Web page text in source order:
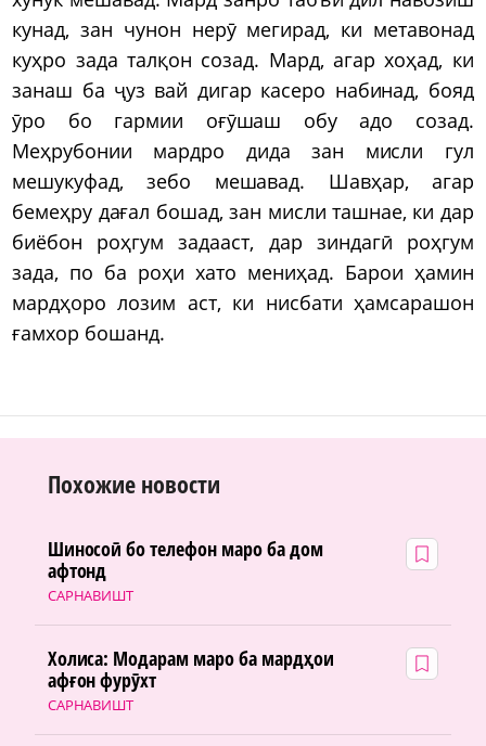
кунад, зан чунон нерӯ мегирад, ки метавонад
куҳро зада талқон созад. Мард, агар хоҳад, ки
занаш ба ҷуз вай дигар касеро набинад, бояд
ӯро бо гармии оғӯшаш обу адо созад.
Меҳрубонии мардро дида зан мисли гул
мешукуфад, зебо мешавад. Шавҳар, агар
бемеҳру дағал бошад, зан мисли ташнае, ки дар
биёбон роҳгум задааст, дар зиндагӣ роҳгум
зада, по ба роҳи хато мениҳад. Барои ҳамин
мардҳоро лозим аст, ки нисбати ҳамсарашон
ғамхор бошанд.
Похожие новости
САРНАВИШТ
Шиносоӣ бо телефон маро ба дом
афтонд
САРНАВИШТ
Холиса: Модарам маро ба мардҳои
афғон фурӯхт